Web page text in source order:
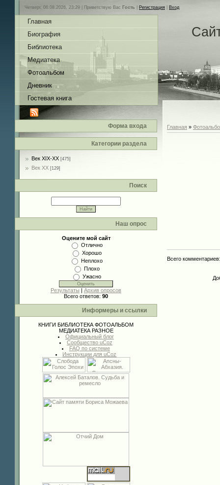
Четверг, 06.08.2026, 23:29 | Приветствую Вас Гость Регистрация Вход
Главная
Биография
Библиотека
Медиатека
Фотоальбом
Дневник
Гостевая книга
Форма входа
Категории раздела
Век XIX-ХХ [475]
Век ХХ [129]
Поиск
Наш опрос
Оцените мой сайт
Отлично
Хорошо
Неплохо
Плохо
Ужасно
Результаты | Архив опросов
Всего ответов: 90
Информеры и ссылки
КНИГИ БИБЛИОТЕКА ФОТОАЛЬБОМ
МЕДИАТЕКА РАЗНОЕ
Официальный блог
Сообщество uCoz
FAQ по системе
Инструкции для uCoz
Главная »
Всего комментариев